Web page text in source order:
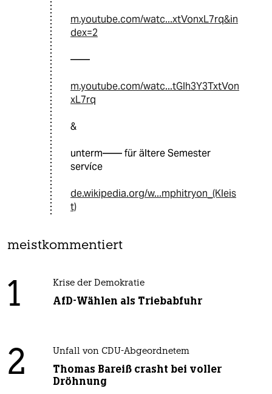
m.youtube.com/watc...xtVonxL7rq&in
dex=2
——
m.youtube.com/watc...tGlh3Y3TxtVon
xL7rq
&
unterm—— für ältere Semester
servíce
de.wikipedia.org/w...mphitryon_(Kleis
t)
meistkommentiert
1 Krise der Demokratie
AfD-Wählen als Triebabfuhr
2 Unfall von CDU-Abgeordnetem
Thomas Bareiß crasht bei voller
Dröhnung